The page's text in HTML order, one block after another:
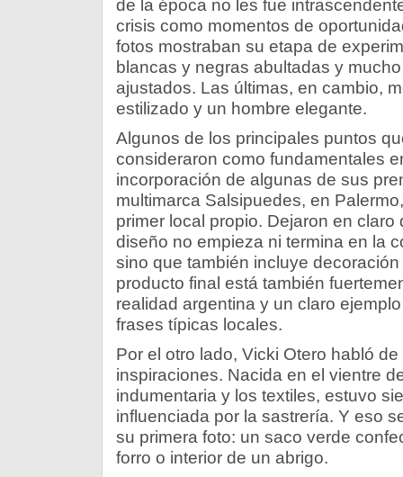
de la época no les fue
crisis como momentos de
fotos mostraban su etapa de
blancas y negras abultadas y
ajustados. Las últimas, en cambio,
estilizado y un hombre elegante.
Algunos de los principales puntos
consideraron como fundamentales
incorporación de algunas de sus
multimarca Salsipuedes, en
primer local propio. Dejaron en
diseño no empieza ni termina en la
sino que también incluye
producto final está también
realidad argentina y un claro
frases típicas locales.
Por el otro lado, Vicki Otero habló
inspiraciones. Nacida en el vientre
indumentaria y los textiles, estuvo
influenciada por la sastrería. Y eso
su primera foto: un saco verde
forro o interior de un abrigo.